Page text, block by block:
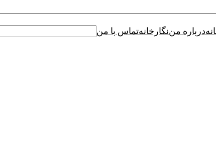
درباره مننگارخانهتماس با من